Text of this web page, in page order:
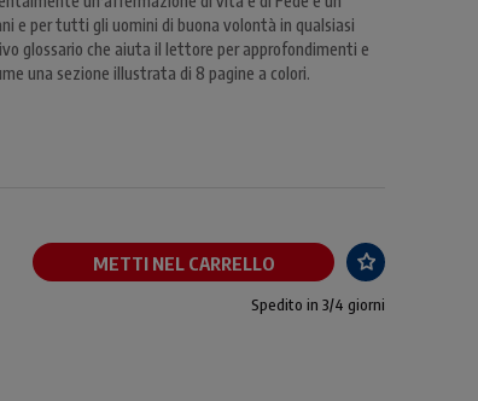
e per tutti gli uomini di buona volontà in qualsiasi
glossario che aiuta il lettore per approfondimenti e
una sezione illustrata di 8 pagine a colori.
METTI NEL CARRELLO
Spedito in 3/4 giorni